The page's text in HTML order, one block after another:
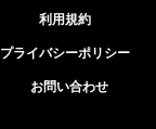
利用規約
プライバシーポリシー
お問い合わせ